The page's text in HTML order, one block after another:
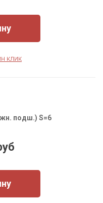
клик
подш.) S=6